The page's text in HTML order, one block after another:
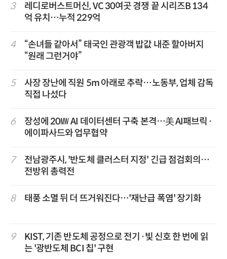
3
레디로버스트머신, VC 30여곳 경쟁 끝 시리즈B 134
억 유치…누적 229억
4
“손녀들 같아서” 태국인 관광객 밥값 내준 할아버지
“원래 그런거야”
5
사장 장난에 직원 5m 아래로 추락…노동부, 업체 감독
직접 나섰다
6
장성에 20㎿ AI 데이터센터 구축 본격…美 AI패브릭·
에이파사드와 업무협약
7
전남광주시, '반도체 클러스터 지정' 긴급 점검회의…
전방위 총력전
8 태풍 소멸 뒤 더 뜨거워진다…'재난급 폭염' 장기화
9
KIST, 기존 반도체 공정으로 전기·빛 신호 한 번에 읽
는 '광반도체 BCI 칩' 구현